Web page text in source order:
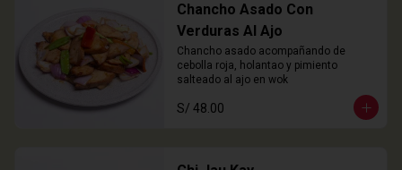
Chancho Asado Con
Verduras Al Ajo
Chancho asado acompañando de
cebolla roja, holantao y pimiento
salteado al ajo en wok
S/ 48.00